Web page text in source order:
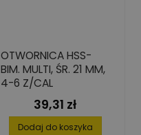
OTWORNICA HSS-
BIM. MULTI, ŚR. 21 MM,
4-6 Z/CAL
Cena
39,31 zł
Dodaj do koszyka